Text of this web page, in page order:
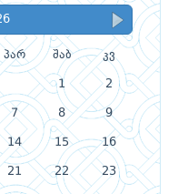
პარ შაბ კვ
1 2
7 8 9
14 15 16
21 22 23